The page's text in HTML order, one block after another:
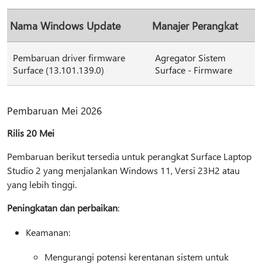
Nama Windows Update Manajer Perangkat
Pembaruan driver firmware
Surface (13.101.139.0)
Agregator Sistem
Surface - Firmware
Pembaruan Mei 2026
Rilis 20 Mei
Pembaruan berikut tersedia untuk perangkat Surface Laptop
Studio 2 yang menjalankan Windows 11, Versi 23H2 atau
yang lebih tinggi.
Peningkatan dan perbaikan:
Keamanan:
Mengurangi potensi kerentanan sistem untuk